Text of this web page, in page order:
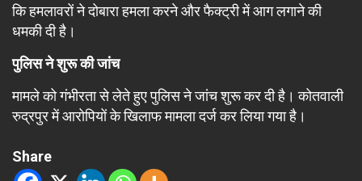
कि हमलावरों ने दोबारा हमला करने और फैक्ट्री में आग लगाने की
धमकी दी है।
पुलिस ने शुरू की जांच
मामले को गंभीरता से लेते हुए पुलिस ने जांच शुरू कर दी है। कोतवाली
रुद्रपुर में आरोपियों के खिलाफ मामला दर्ज कर लिया गया है।
Share